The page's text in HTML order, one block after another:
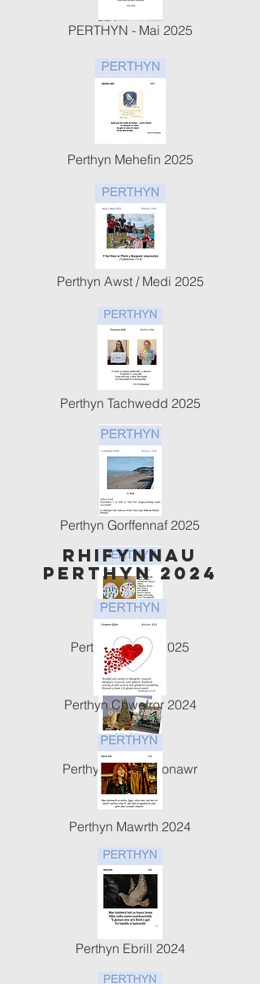
PERTHYN - Mai 2025
Perthyn Mehefin 2025
Perthyn Awst / Medi 2025
Perthyn Tachwedd 2025
Perthyn Gorffennaf 2025
Perthyn Hydref 2025
Perthyn Rhagfyr Ionawr
rHifyNnau
Perthyn 2024
Perthyn Chwefror 2024
Perthyn Mawrth 2024
Perthyn Ebrill 2024